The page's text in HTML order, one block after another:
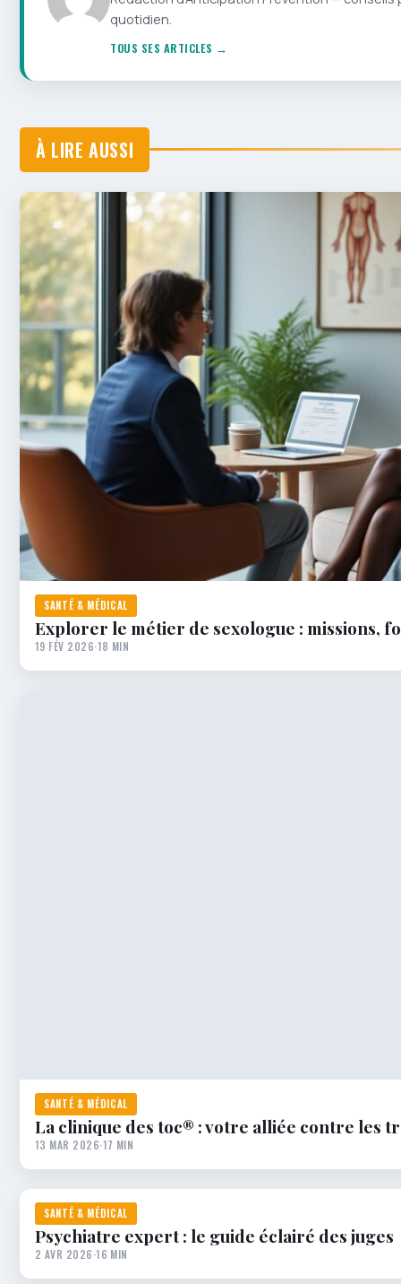
quotidien.
TOUS SES ARTICLES →
À LIRE AUSSI
SANTÉ & MÉDICAL
Explorer le métier de sexologue : missions,
19 FÉV 2026·18 MIN
SANTÉ & MÉDICAL
La clinique des toc® : votre alliée contre les
13 MAR 2026·17 MIN
SANTÉ & MÉDICAL
Psychiatre expert : le guide éclairé des juges
2 AVR 2026·16 MIN